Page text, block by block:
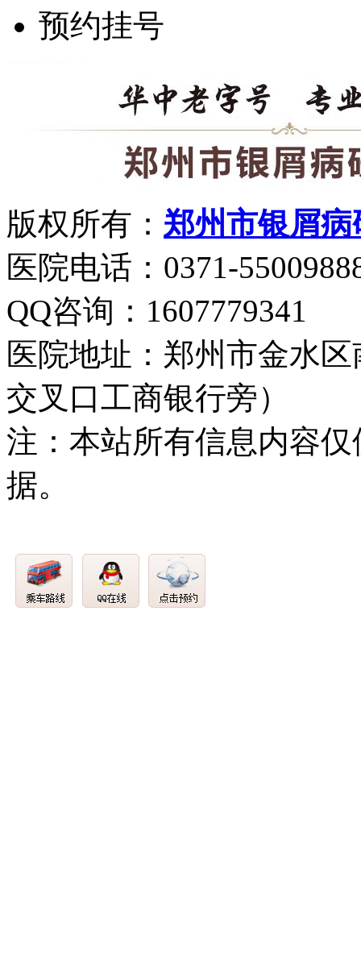
预约挂号
版权所有： 郑州市银屑病
医院电话：0371-
QQ咨询：1607779341
医院地址：郑州市金水
交叉口工商银行旁）
注：本站所有信息内容
据。